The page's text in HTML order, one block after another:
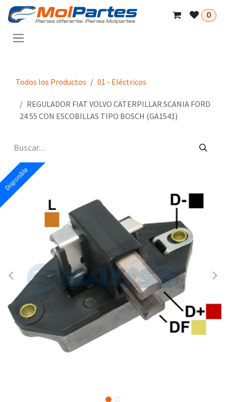
Ir al contenido
0
Todos los Productos 01 - Eléctricos
REGULADOR FIAT VOLVO CATERPILLAR SCANIA FORD
24 55 CON ESCOBILLAS TIPO BOSCH (GA1541)
Disponible
Disponible